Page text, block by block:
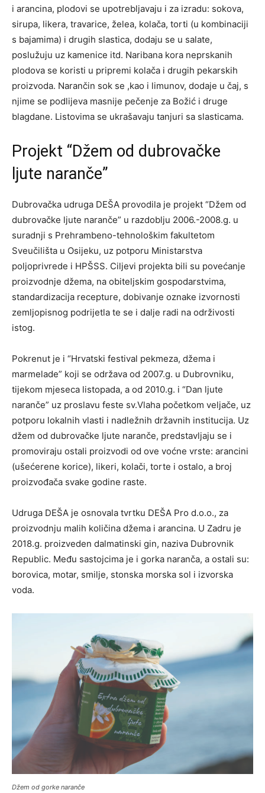
i arancina, plodovi se upotrebljavaju i za izradu: sokova,
sirupa, likera, travarice, želea, kolača, torti (u kombinaciji
s bajamima) i drugih slastica, dodaju se u salate,
poslužuju uz kamenice itd. Naribana kora neprskanih
plodova se koristi u pripremi kolača i drugih pekarskih
proizvoda. Narančin sok se ,kao i limunov, dodaje u čaj, s
njime se podlijeva masnije pečenje za Božić i druge
blagdane. Listovima se ukrašavaju tanjuri sa slasticama.
Projekt “Džem od dubrovačke
ljute naranče”
Dubrovačka udruga DEŠA provodila je projekt “Džem od
dubrovačke ljute naranče” u razdoblju 2006.-2008.g. u
suradnji s Prehrambeno-tehnološkim fakultetom
Sveučilišta u Osijeku, uz potporu Ministarstva
poljoprivrede i HPŠSS. Ciljevi projekta bili su povećanje
proizvodnje džema, na obiteljskim gospodarstvima,
standardizacija recepture, dobivanje oznake izvornosti
zemljopisnog podrijetla te se i dalje radi na održivosti
istog.
Pokrenut je i “Hrvatski festival pekmeza, džema i
marmelade” koji se održava od 2007.g. u Dubrovniku,
tijekom mjeseca listopada, a od 2010.g. i “Dan ljute
naranče” uz proslavu feste sv.Vlaha početkom veljače, uz
potporu lokalnih vlasti i nadležnih državnih institucija. Uz
džem od dubrovačke ljute naranče, predstavljaju se i
promoviraju ostali proizvodi od ove voćne vrste: arancini
(ušećerene korice), likeri, kolači, torte i ostalo, a broj
proizvođača svake godine raste.
Udruga DEŠA je osnovala tvrtku DEŠA Pro d.o.o., za
proizvodnju malih količina džema i arancina. U Zadru je
2018.g. proizveden dalmatinski gin, naziva Dubrovnik
Republic. Među sastojcima je i gorka naranča, a ostali su:
borovica, motar, smilje, stonska morska sol i izvorska
voda.
Džem od gorke naranče